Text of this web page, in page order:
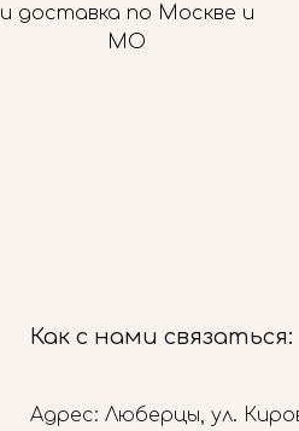
и доставка по Москве и
МО
Как с нами связаться:
Адрес: Люберцы, ул.